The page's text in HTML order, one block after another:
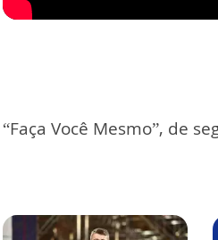
“Faça Você Mesmo”, de